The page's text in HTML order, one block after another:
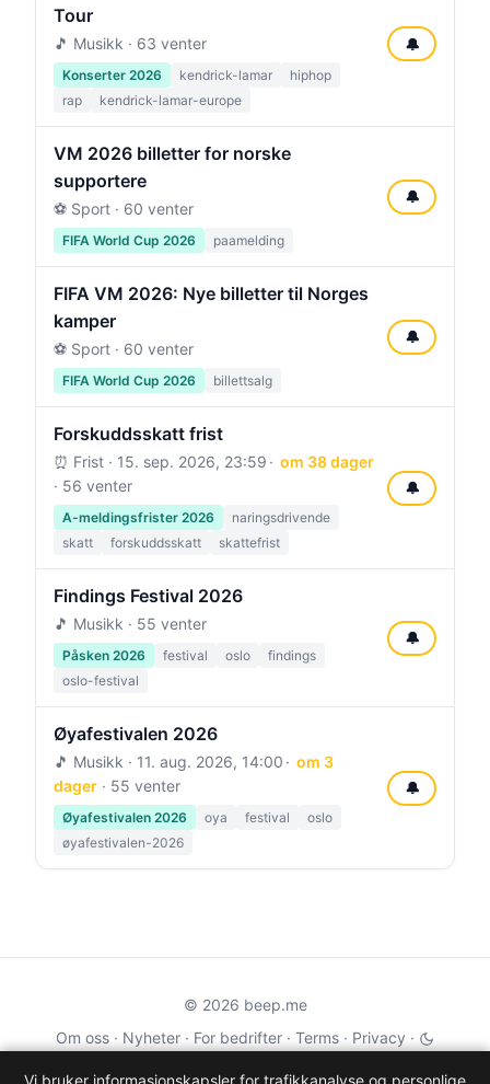
Tour
🎵 Musikk · 63 venter
Konserter 2026 kendrick-lamar
hiphop
rap
kendrick-lamar-europe
🔔
VM 2026 billetter for norske
supportere
⚽ Sport · 60 venter
FIFA World Cup 2026 paamelding
🔔
FIFA VM 2026: Nye billetter til Norges
kamper
⚽ Sport · 60 venter
FIFA World Cup 2026 billettsalg
🔔
Forskuddsskatt frist
⏰ Frist · 15. sep. 2026, 23:59
om 38 dager
· 56 venter
A-meldingsfrister 2026
naringsdrivende
skatt
forskuddsskatt skattefrist
🔔
Findings Festival 2026
🎵 Musikk · 55 venter
Påsken 2026 festival oslo
findings
oslo-festival
🔔
Øyafestivalen 2026
🎵 Musikk · 11. aug. 2026, 14:00
om 3
dager · 55 venter
Øyafestivalen 2026 oya festival
oslo
øyafestivalen-2026
🔔
© 2026 beep.me
Om oss · Nyheter · For bedrifter · Terms · Privacy ·
·Wikidata·OMDb
Vi bruker informasjonskapsler for trafikkanalyse og personlige